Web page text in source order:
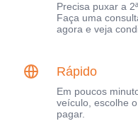
Precisa puxar a
Faça uma
agora e veja
Rápido
Em poucos
veículo, escolhe
pagar.